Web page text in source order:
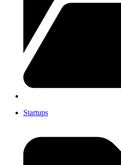
Startups